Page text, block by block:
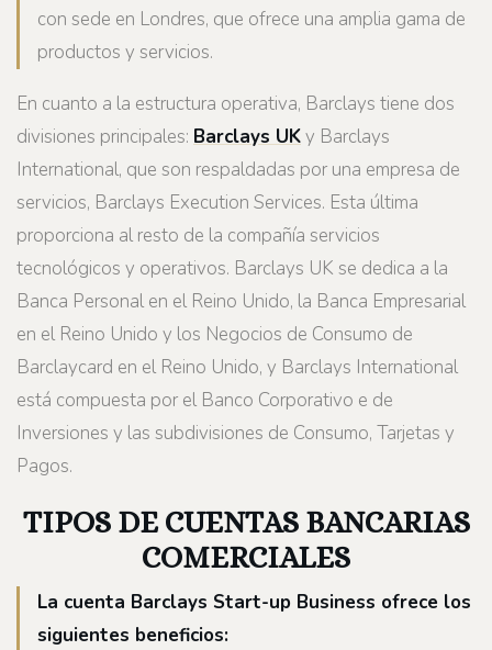
con sede en Londres, que ofrece una amplia gama de
productos y servicios.
En cuanto a la estructura operativa, Barclays tiene dos
divisiones principales: Barclays UKy Barclays
International, que son respaldadas por una empresa de
servicios, Barclays Execution Services. Esta última
proporciona al resto de la compañía servicios
tecnológicos y operativos. Barclays UK se dedica a la
Banca Personal en el Reino Unido, la Banca Empresarial
en el Reino Unido y los Negocios de Consumo de
Barclaycard en el Reino Unido, y Barclays International
está compuesta por el Banco Corporativo e de
Inversiones y las subdivisiones de Consumo, Tarjetas y
Pagos.
TIPOS DE CUENTAS BANCARIAS
COMERCIALES
La cuenta Barclays Start-up Business ofrece los
siguientes beneficios: